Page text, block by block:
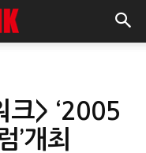
크> ‘2005
’개최